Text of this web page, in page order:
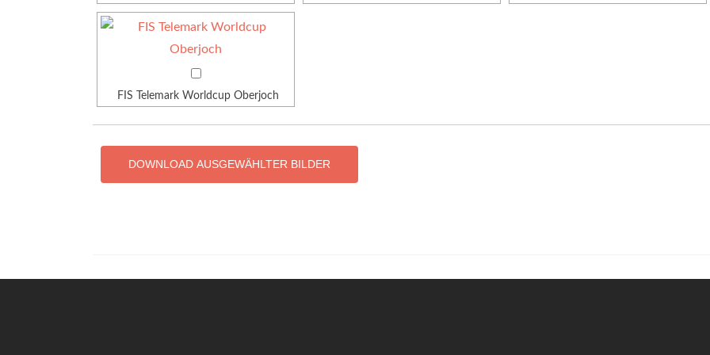
FIS Telemark Worldcup Oberjoch